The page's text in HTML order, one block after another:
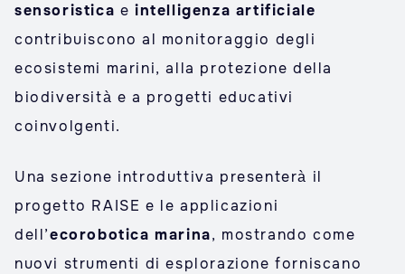
sensoristica eintelligenza artificiale
contribuiscono al monitoraggio degli
ecosistemi marini, alla protezione della
biodiversità e a progetti educativi
coinvolgenti.
Una sezione introduttiva presenterà il
progetto RAISE e le applicazioni
dell’ecorobotica marina, mostrando come
nuovi strumenti di esplorazione forniscano